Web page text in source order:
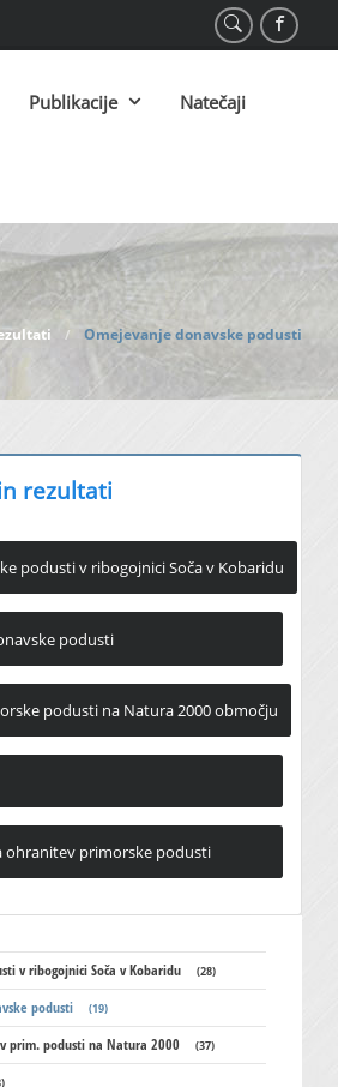
Publikacije Natečaji
/ Omejevanje donavske podusti
rezultati
podusti v ribogojnici Soča v Kobaridu
podusti
podusti na Natura 2000 območju
ohranitev primorske podusti
v ribogojnici Soča v Kobaridu (28)
podusti (19)
prim. podusti na Natura 2000 (37)